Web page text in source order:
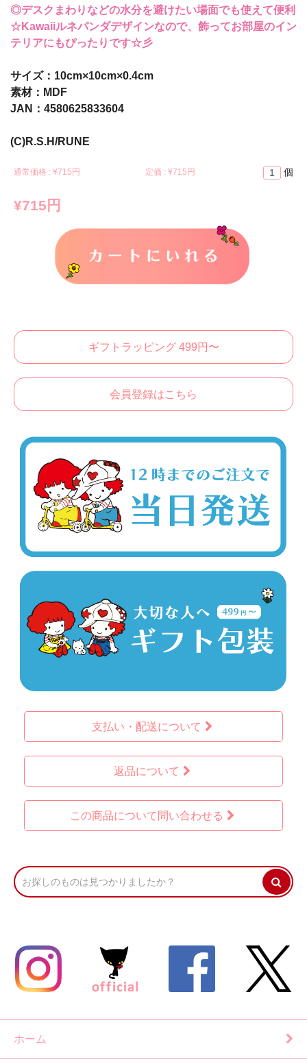
◎デスクまわりなどの水分を避けたい場面でも使えて便利
☆Kawaiiルネパンダデザインなので、飾ってお部屋のイン
テリアにもぴったりです☆彡
サイズ：10cm×10cm×0.4cm
素材：MDF
JAN：4580625833604
(C)R.S.H/RUNE
通常価格 : ¥715円 定価 : ¥715円
¥715円
個
カートに入れる
ギフトラッピング 499円〜
会員登録はこちら
支払い・配送について
返品について
この商品について問い合わせる
ホーム